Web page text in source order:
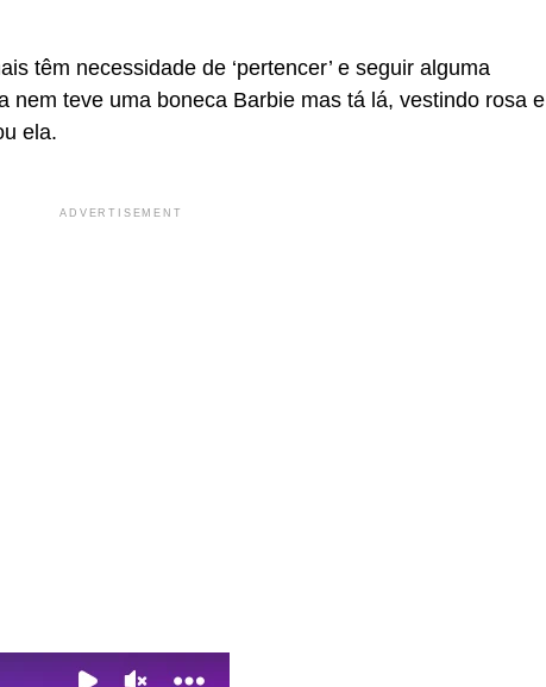
têm necessidade de ‘pertencer’ e seguir alguma
nem teve uma boneca Barbie mas tá lá, vestindo rosa e
ela.
ADVERTISEMENT